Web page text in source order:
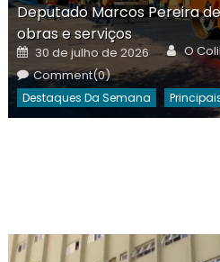
Deputado Marcos Pereira
obras e serviços
Posted
on
30 de julho de 2026
O
Comment(0)
Destaques Da Semana